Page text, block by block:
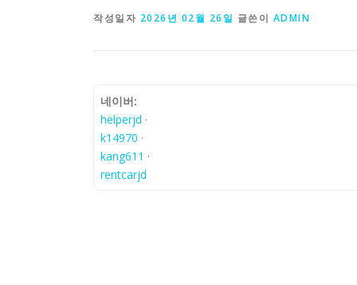
작성일자 2026년 02월 26일 글쓴이 ADMIN
네이버:
helperjd ·
k14970 ·
kang611 ·
rentcarjd